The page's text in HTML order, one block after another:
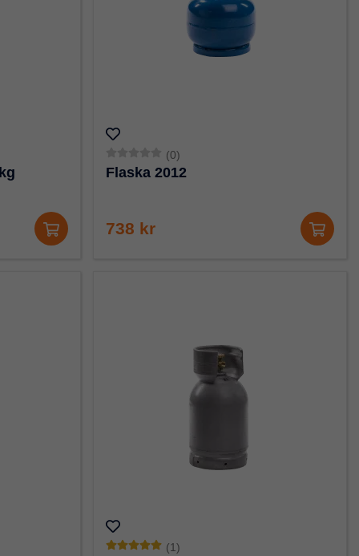
(0)
Flaska 2012
738 kr
(1)